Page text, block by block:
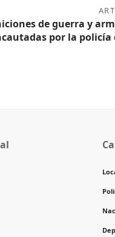
de guerra y
por la policía